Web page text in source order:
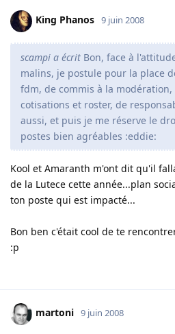
King Phanos 9 juin 2008
scampi a écrit Bon, face à
malins, je postule pour la place
fdm, de commis à la modération,
cotisations et roster, de
aussi, et puis je me réserve le
postes bien agréables :eddie:
Kool et Amaranth m'ont dit qu'il
de la Lutece cette année...plan
ton poste qui est impacté...
Bon ben c'était cool de te
:p
martoni 9 juin 2008